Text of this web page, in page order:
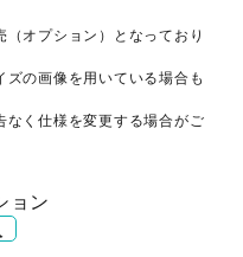
オプション）となっており
ズの画像を用いている場合も
なく仕様を変更する場合がご
ョン